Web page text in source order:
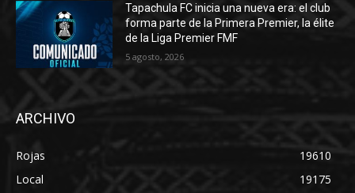
Tapachula FC inicia una nueva era: el club
forma parte de la Primera Premier, la élite
de la Liga Premier FMF
5 agosto, 2026
ARCHIVO
Rojas
19610
Local
19175